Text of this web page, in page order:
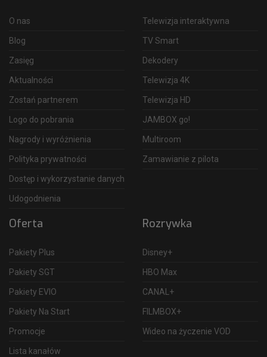
O nas
Blog
Zasięg
Aktualności
Zostań partnerem
Logo do pobrania
Nagrody i wyróżnienia
Polityka prywatności
Dostęp i wykorzystanie danych
Udogodnienia
Telewizja interaktywna
TV Smart
Dekodery
Telewizja 4K
Telewizja HD
JAMBOX go!
Multiroom
Zamawianie z pilota
Oferta
Pakiety Plus
Pakiety SGT
Pakiety EVIO
Pakiety Na Start
Promocje
Lista kanałów
Rozrywka
Disney+
HBO Max
CANAL+
FILMBOX+
Wideo na życzenie VOD